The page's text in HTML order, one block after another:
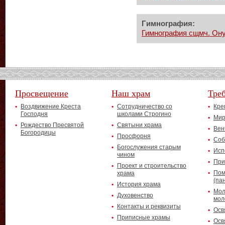
Гимнография:
Гимнография сщмч.
Просвещение
Воздвижение Креста
Господня
Рождество Пресвятой
Богородицы
Наш храм
Сотрудничество со
школами Строгино
Святыни храма
Просфорня
Богослужения старым
чином
Проект и строительство
храма
История храма
Духовенство
Контакты и реквизиты
Приписные храмы